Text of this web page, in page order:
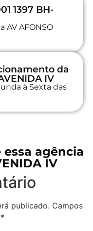
1397 BH-
AV AFONSO
da
IV
à Sexta das
agência
IV
publicado. Campos
*